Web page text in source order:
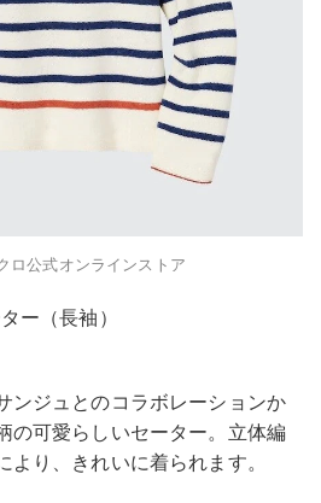
ロ公式オンラインストア
ー（長袖）
ンジュとのコラボレーションか
の可愛らしいセーター。立体編
り、きれいに着られます。